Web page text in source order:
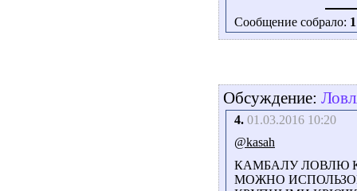
Сообщение собрало: 1
Обсуждение:
4. 01.03.2016 10:20
@kasah
КАМБАЛУ ЛОВЛЮ
МОЖНО